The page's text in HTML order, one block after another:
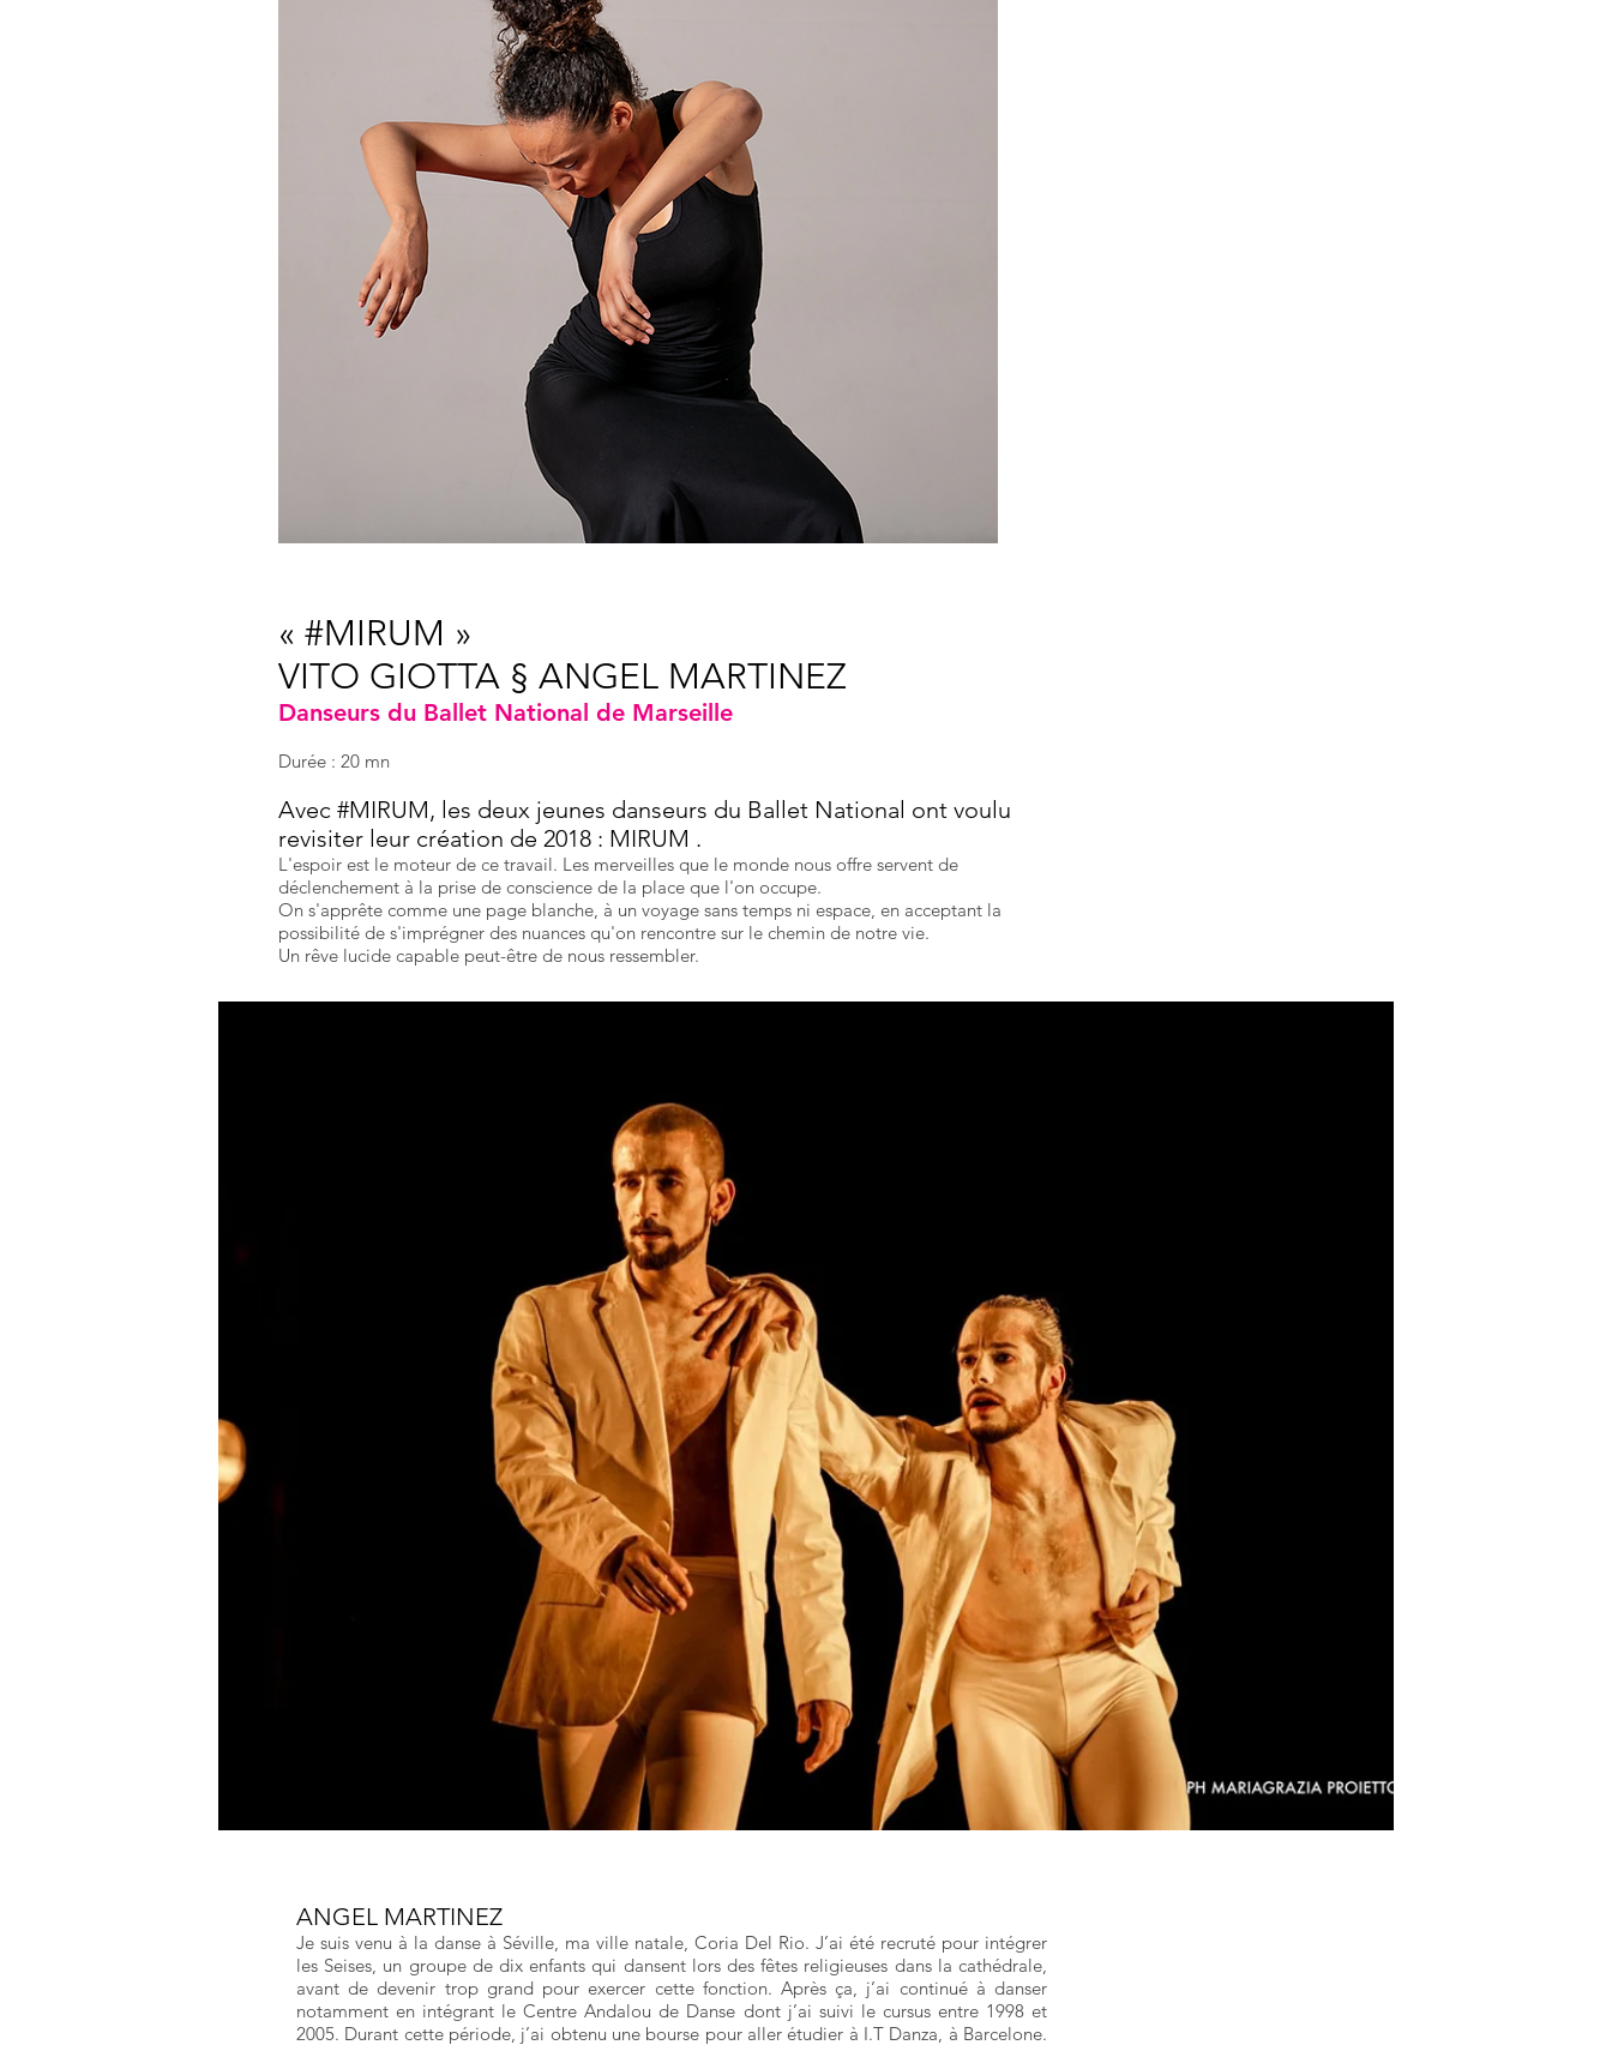
« #MIRUM »
VITO GIOTTA § ANGEL MARTINEZ
Danseurs du Ballet National de Marseille
Durée : 20 mn
Avec #MIRUM, les deux jeunes danseurs du Ballet National ont voulu
revisiter leur création de 2018 : MIRUM .
L'espoir est le moteur de ce travail. Les merveilles que le monde nous offre servent de
déclenchement à la prise de conscience de la place que l'on occupe.
On s'apprête comme une page blanche, à un voyage sans temps ni espace, en acceptant la
possibilité de s'imprégner des nuances qu'on rencontre sur le chemin de notre vie.
Un rêve lucide capable peut-être de nous ressembler.
ANGEL MARTINEZ
Je suis venu à la danse à Séville, ma ville natale, Coria Del Rio. J’ai été recruté pour intégrer
les Seises, un groupe de dix enfants qui dansent lors des fêtes religieuses dans la cathédrale,
avant de devenir trop grand pour exercer cette fonction. Après ça, j’ai continué à danser
notamment en intégrant le Centre Andalou de Danse dont j’ai suivi le cursus entre 1998 et
2005. Durant cette période, j’ai obtenu une bourse pour aller étudier à I.T Danza, à Barcelone.